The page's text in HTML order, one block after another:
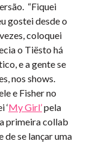
“Fiquei
gostei desde o
coloquei
o Tiësto há
e a gente se
nos shows.
e Fisher no
‘My Girl’pela
primeira collab
de se lançar uma